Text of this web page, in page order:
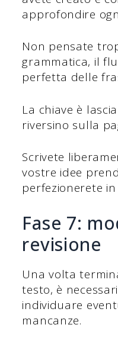
approfondire
Non pensate
grammatica, il
perfetta delle
La chiave è
riversino sulla
Scrivete
vostre idee
perfezionerete in
Fase 7:
revisione
Una volta
testo, è
individuare
mancanze.